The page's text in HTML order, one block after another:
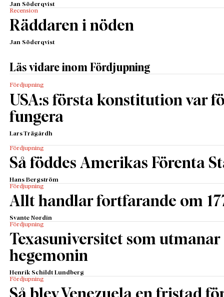
Jan Söderqvist
Recension
Räddaren i nöden
Jan Söderqvist
Läs vidare inom Fördjupning
Fördjupning
USA:s första konstitution var
fungera
Lars Trägårdh
Fördjupning
Så föddes Amerikas Förenta
Hans Bergström
Fördjupning
Allt handlar fortfarande om
Svante Nordin
Fördjupning
Texasuniversitet som utmanar
hegemonin
Henrik Schildt Lundberg
Fördjupning